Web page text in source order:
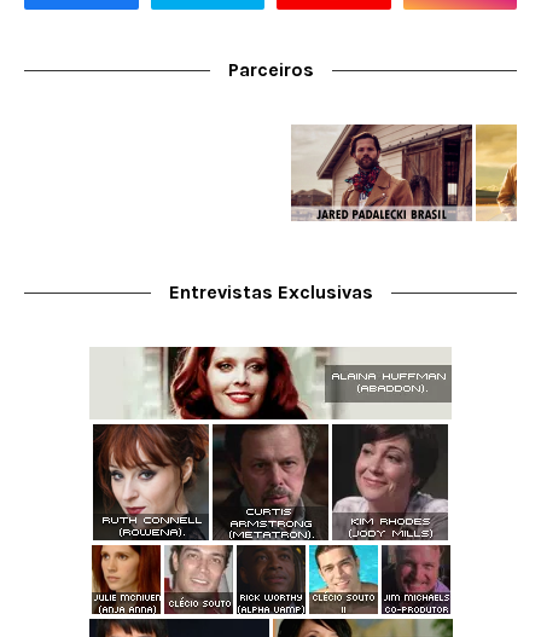
Parceiros
Entrevistas Exclusivas